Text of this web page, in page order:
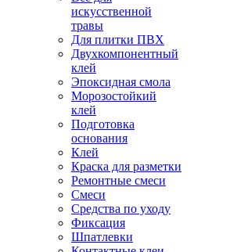
искусственной
травы
Для плитки ПВХ
Двухкомпонентный
клей
Эпоксидная смола
Морозостойкий
клей
Подготовка
основания
Клей
Краска для разметки
Ремонтные смеси
Смеси
Средства по уходу
Фиксация
Шпатлевки